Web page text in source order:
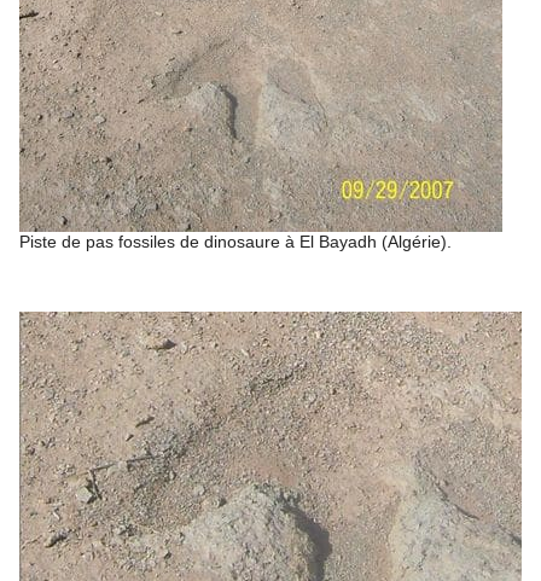
Piste de pas fossiles de dinosaure à El Bayadh (Algérie).